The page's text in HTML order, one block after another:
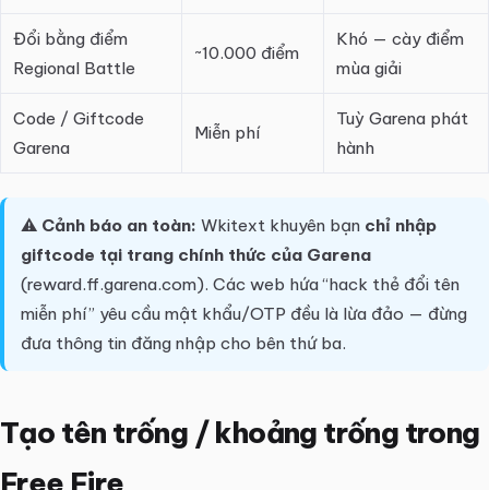
Đổi bằng điểm
Regional Battle
~10.000 điểm
Khó — cày điểm
mùa giải
Code / Giftcode
Garena
Miễn phí
Tuỳ Garena phát
hành
⚠️ Cảnh báo an toàn: Wkitext khuyên bạn chỉ nhập
giftcode tại trang chính thức của Garena
(reward.ff.garena.com). Các web hứa “hack thẻ đổi tên
miễn phí” yêu cầu mật khẩu/OTP đều là lừa đảo — đừng
đưa thông tin đăng nhập cho bên thứ ba.
Tạo tên trống / khoảng trống trong